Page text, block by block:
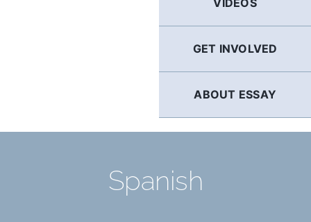
VIDEOS
GET INVOLVED
ABOUT ESSAY
Spanish